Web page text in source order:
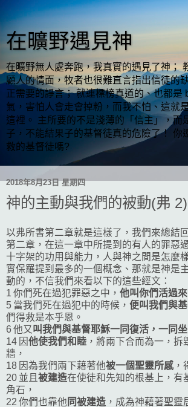
在曠野遇見神
在曠野無人處奔跑，我真實的遇見了神；
顧人的情面，牧者也很難直言指出信徒的
正需要的諍言； 就連標榜真道的、也都是
氣，害怕人會走會掉粉，而我不怕、這就
這裡。 主所要的不是淺薄的「信主」，而
子，不能結果子的基督徒真的危險了！ 你
救的基督徒嗎?
2018年8月23日 星期四
神的主動與我們的被動(弗 2)
以弗所書第二章就是這樣了，我們來總結
第二章，在這一章中所提到的有人的罪惡
十字架的功用與能力，人與神之間是怎麼
實保羅提到最多的一個概念、那就是神是
動的，不信我們來看以下的這些經文：
1 你們死在過犯罪惡之中， 他叫你們活過來
5 當我們死在過犯中的時候， 便叫我們與
們得救是本乎恩。
6 他又 叫我們與基督耶穌一同復活，一同
14 因他使我們和睦 ，將兩下合而為一，拆
牆，
18 因為我們兩下藉著他被一個聖靈所感 ，
20 並且 被建造在使徒和先知的根基上，有
角石，
22 你們也靠他 同被建造 ，成為神藉著聖靈